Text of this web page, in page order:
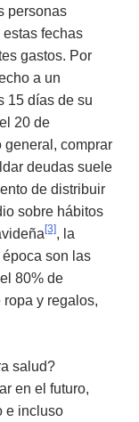
personas
fechas
gastos. Por
a un
15 días de su
20 de
general, comprar
deudas suele
de distribuir
sobre hábitos
[3], la
son las
80% de
y regalos,
salud?
en el futuro,
e incluso